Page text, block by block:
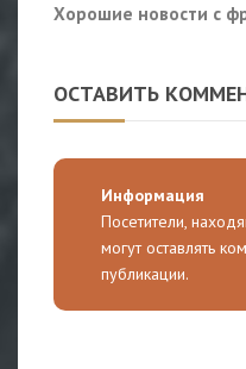
Хорошие новости с
ОСТАВИТЬ
Информация
Посетители,
могут оставлять
публикации.